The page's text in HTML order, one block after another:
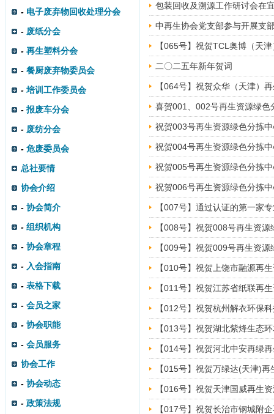
- 电子废弃物回收处理分会
- 废纸分会
- 再生塑料分会
- 餐厨废弃物委员会
-培训工作委员会
- 报废车分会
- 废纺分会
- 危废委员会
总社要情
协会介绍
- 协会简介
- 组织机构
- 协会章程
- 入会指南
- 表格下载
- 会员之家
- 协会职能
- 会员服务
协会工作
- 协会动态
- 政策法规
包装回收及溯源工作研讨会在
中再生协会党支部参与开展支
【065号】祝贺TCL奥博（天
二〇二五年新年贺词
【064号】祝贺众华（天津）
喜贺001、002号再生资源绿色
祝贺003号再生资源绿色分拣
祝贺004号再生资源绿色分拣
祝贺005号再生资源绿色分拣
祝贺006号再生资源绿色分拣
【007号】通过认证的第一家
【008号】祝贺008号再生资
【009号】祝贺009号再生资
【010号】祝贺上饶市融源再
【011号】祝贺江苏省纸联再
【012号】祝贺杭州解衣环保
【013号】祝贺湖北紫烽生态
【014号】祝贺​河北中安再绿
【015号】祝贺​万绿达(天津)
【016号】祝贺​天津国威再生
【017号】祝贺​长治市钢城附